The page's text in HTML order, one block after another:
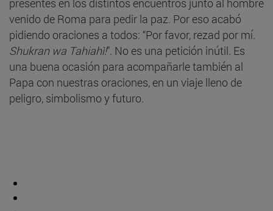
venido de Roma para pedir la paz. Por eso acabó
pidiendo oraciones a todos: “Por favor, rezad por mí.
Shukran wa Tahiahì!”. No es una petición inútil. Es
una buena ocasión para acompañarle también al
Papa con nuestras oraciones, en un viaje lleno de
peligro, simbolismo y futuro.